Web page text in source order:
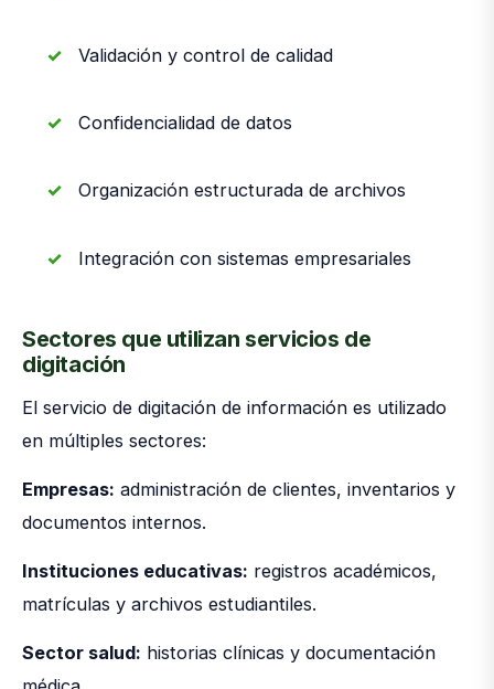
Validación y control de calidad
Confidencialidad de datos
Organización estructurada de archivos
Integración con sistemas empresariales
Sectores que utilizan servicios de
digitación
El servicio de digitación de información es utilizado
en múltiples sectores:
Empresas: administración de clientes, inventarios y
documentos internos.
Instituciones educativas: registros académicos,
matrículas y archivos estudiantiles.
Sector salud: historias clínicas y documentación